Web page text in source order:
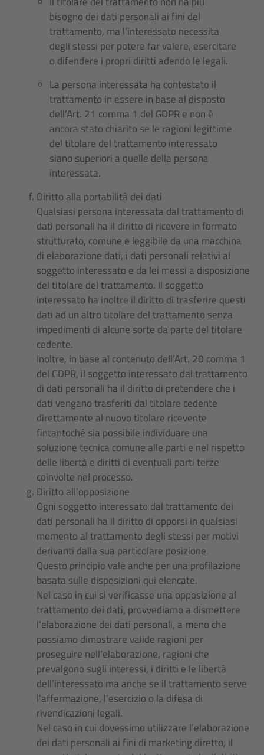
bisogno dei dati personali ai fini del
trattamento, ma l’interessato necessita
degli stessi per potere far valere, esercitare
o difendere i propri diritti adendo le legali.
La persona interessata ha contestato il
trattamento in essere in base al disposto
dell’Art. 21 comma 1 del GDPR e non è
ancora stato chiarito se le ragioni legittime
del titolare del trattamento interessato
siano superiori a quelle della persona
interessata.
Diritto alla portabilità dei dati
Qualsiasi persona interessata dal trattamento di
dati personali ha il diritto di ricevere in formato
strutturato, comune e leggibile da una macchina
di elaborazione dati, i dati personali relativi al
soggetto interessato e da lei messi a disposizione
del titolare del trattamento. Il soggetto
interessato ha inoltre il diritto di trasferire questi
dati ad un altro titolare del trattamento senza
impedimenti di alcune sorte da parte del titolare
cedente.
Inoltre, in base al contenuto dell’Art. 20 comma 1
del GDPR, il soggetto interessato dal trattamento
di dati personali ha il diritto di pretendere che i
dati vengano trasferiti dal titolare cedente
direttamente al nuovo titolare ricevente
fintantoché sia possibile individuare una
soluzione tecnica comune alle parti e nel rispetto
delle libertà e diritti di eventuali parti terze
coinvolte nel processo.
Diritto all’opposizione
Ogni soggetto interessato dal trattamento dei
dati personali ha il diritto di opporsi in qualsiasi
momento al trattamento degli stessi per motivi
derivanti dalla sua particolare posizione.
Questo principio vale anche per una profilazione
basata sulle disposizioni qui elencate.
Nel caso in cui si verificasse una opposizione al
trattamento dei dati, provvediamo a dismettere
l’elaborazione dei dati personali, a meno che
possiamo dimostrare valide ragioni per
proseguire nell’elaborazione, ragioni che
prevalgono sugli interessi, i diritti e le libertà
dell’interessato ma anche se il trattamento serve
l’affermazione, l’esercizio o la difesa di
rivendicazioni legali.
Nel caso in cui dovessimo utilizzare l’elaborazione
dei dati personali ai fini di marketing diretto, il